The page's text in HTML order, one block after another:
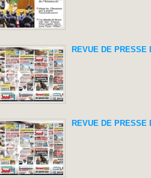
REVUE DE PRESSE
REVUE DE PRESSE